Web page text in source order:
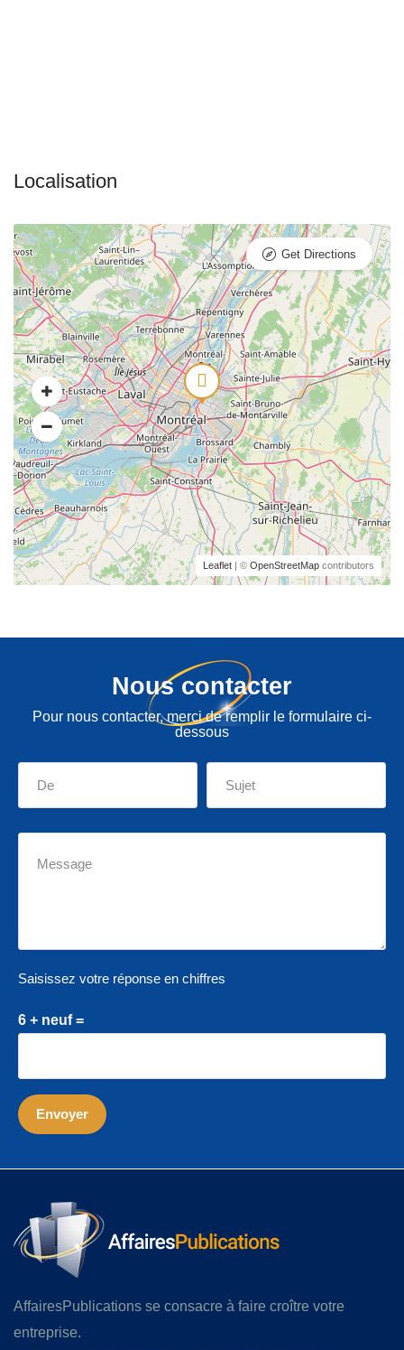
Leaflet | © OpenStreetMap contributors
Get Directions
Nous contacter
Pour nous contacter, merci de remplir le formulaire ci-
dessous
Saisissez votre réponse en chiffres
6 + neuf =
AffairesPublications se consacre à faire croître votre
entreprise.